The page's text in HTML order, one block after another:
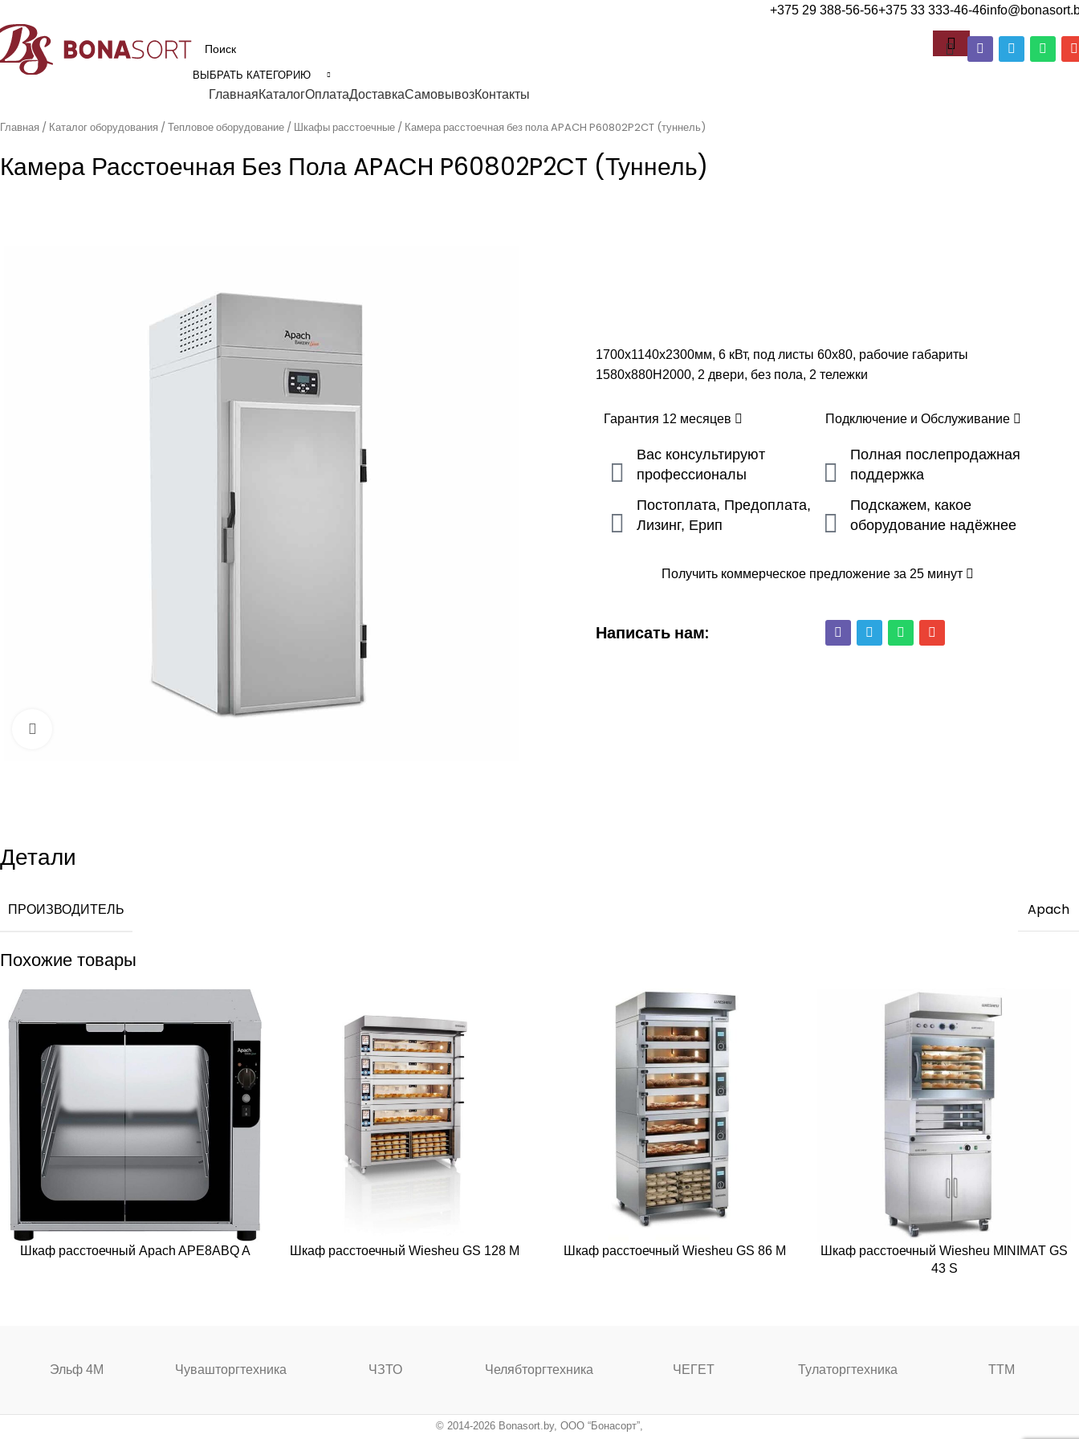
+375 29 388-56-56+375 33 333-46-46
ВЫБРАТЬ КАТЕГОРИЮ
ГлавнаяКаталогОплатаДоставкаСамовывозКонтакты
Главная Каталог оборудования Тепловое оборудование Шкафы расстоечные Камера расстоечная без пола APACH P60802P2CT (туннель)
Камера Расстоечная Без Пола APACH P60802P2CT (туннель)
1700x1140x2300мм, 6 кВт, под листы 60х80, рабочие габариты
1580х880H2000, 2 двери, без пола, 2 тележки
Гарантия 12 месяцев Подключение и Обслуживание
Вас консультируют
профессионалы
Постоплата, Предоплата,
Лизинг, Ерип
Полная послепродажная
поддержка
Подскажем, какое
оборудование надёжнее
Получить коммерческое предложение за 25 минут
Написать нам:
Детали
ПРОИЗВОДИТЕЛЬ Apach
Похожие товары
Шкаф расстоечный Apach APE8ABQ A Шкаф расстоечный Wiesheu GS 128 M Шкаф расстоечный Wiesheu GS 86 M
Шкаф расстоечный Wiesheu MINIMAT GS
43 S
Эльф 4М Чувашторгтехника ЧЗТО Челябторгтехника ЧЕГЕТ Тулаторгтехника ТТМ
© 2014-2026 Bonasort.by, ООО “Бонасорт”,